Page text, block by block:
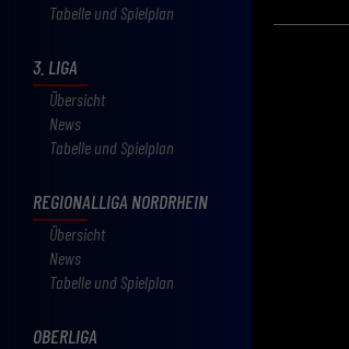
Tabelle und Spielplan
3. LIGA
Übersicht
News
Tabelle und Spielplan
REGIONALLIGA NORDRHEIN
Übersicht
News
Tabelle und Spielplan
OBERLIGA